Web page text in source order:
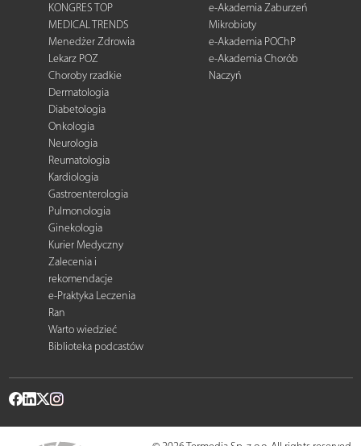
KONGRES TOP
MEDICAL TRENDS
Menedżer Zdrowia
Lekarz POZ
Choroby rzadkie
Dermatologia
Diabetologia
Onkologia
Neurologia
Reumatologia
Kardiologia
Gastroenterologia
Pulmonologia
Ginekologia
Kurier Medyczny
Zalecenia i
rekomendacje
e-Praktyka Leczenia
Ran
Warto wiedzieć
Biblioteka podcastów
e-Akademia Zaburzeń
Mikrobioty
e-Akademia POChP
e-Akademia Chorób
Naczyń